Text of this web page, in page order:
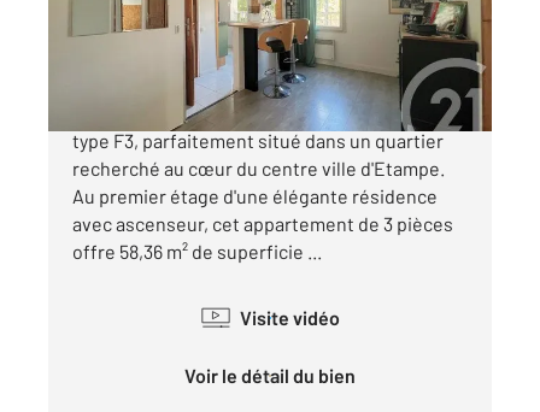
135 000 €
Découvrez ce magnifique Appartement de
type F3, parfaitement situé dans un quartier
recherché au cœur du centre ville d'Etampe.
Au premier étage d'une élégante résidence
avec ascenseur, cet appartement de 3 pièces
offre 58,36 m² de superficie ...
Visite vidéo
Voir le détail du bien